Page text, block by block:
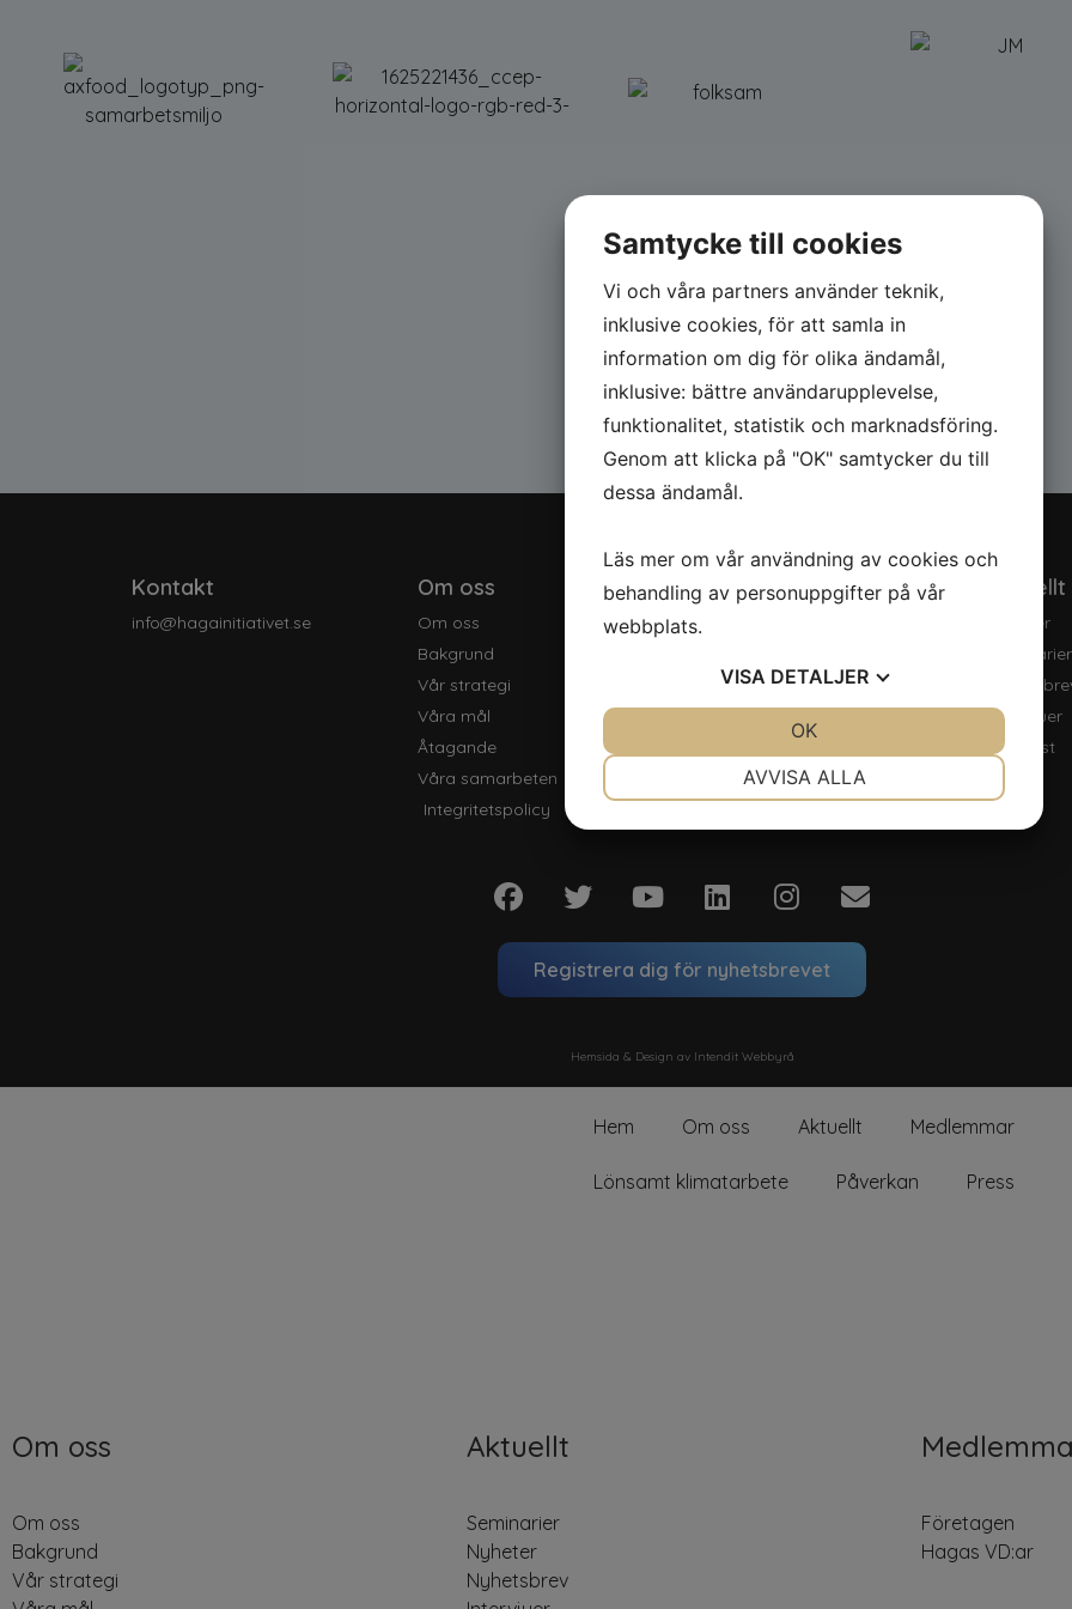
Kontakt
info@hagainitiativet.se
Om oss
Om oss
Bakgrund
Vår strategi
Våra mål
Åtagande
Våra samarbeten
Integritetspolicy
Nerladdningar
Pressbilder
Aktuellt
Nyheter
Seminarier
Intervjuer
Podcast
Registrera dig för nyhetsbrevet
Hemsida & Design av Intendit Webbyrå
Hem Om oss Aktuellt Medlemmar
Lönsamt klimatarbete Påverkan Press
Om oss
Om oss
Bakgrund
Vår strategi
Aktuellt
Seminarier
Nyheter
Nyhetsbrev
Företagen
Hagas VD:ar
Samtycke till cookies
Vi och våra partners använder teknik,
inklusive cookies, för att samla in
information om dig för olika ändamål,
inklusive: bättre användarupplevelse,
funktionalitet, statistik och marknadsföring.
Genom att klicka på "OK" samtycker du till
dessa ändamål.
Läs mer om vår användning av cookies och
behandling av personuppgifter på vår
webbplats.
VISA DETALJER
AVVISA ALLA
OK